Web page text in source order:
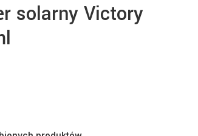
solarny Victory